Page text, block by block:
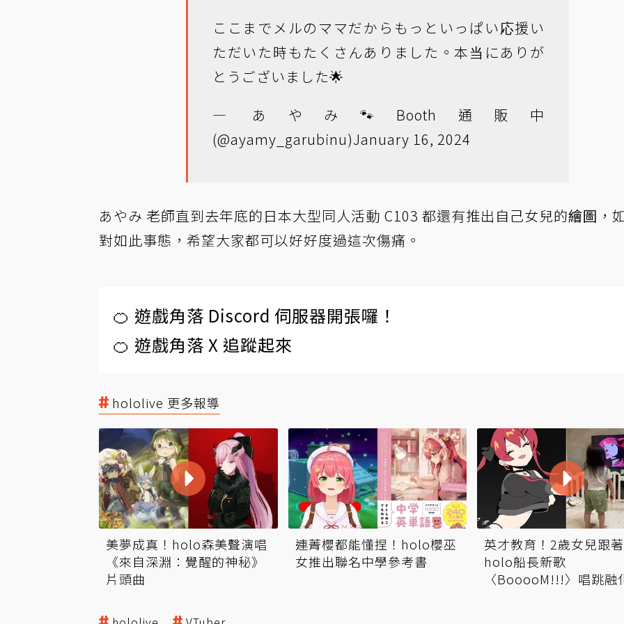
ここまでメルのママだからもっといっぱい応援い
ただいた時もたくさんありました。本当にありが
とうございました🌟
— あやみ🐾Booth通販中
(@ayamy_garubinu)January 16, 2024
あやみ 老師直到去年底的日本大型同人活動 C103 都還有推出自己女兒的繪圖 ，
對如此事態，希望大家都可以好好度過這次傷痛。
🍊 遊戲角落 Discord 伺服器開張囉！
🍊 遊戲角落 X 追蹤起來
hololive 更多報導
美夢成真！holo森美聲演唱
《來自深淵：覺醒的神秘》
片頭曲
連菁櫻都能懂捏！holo櫻巫
女推出聯名中學參考書
英才教育！2歲女兒跟著
holo船長新歌
〈BooooM!!!〉唱跳融